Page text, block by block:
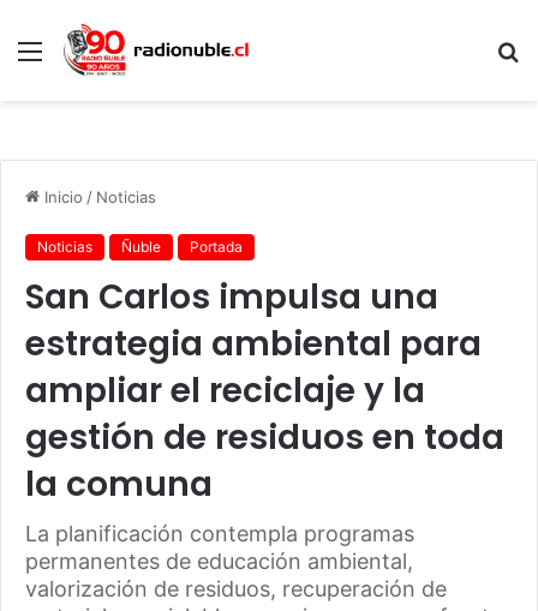
Menú
Inicio / Noticias
Noticias Ñuble Portada
San Carlos impulsa una
estrategia ambiental para
ampliar el reciclaje y la
gestión de residuos en toda
la comuna
La planificación contempla programas
permanentes de educación ambiental,
valorización de residuos, recuperación de